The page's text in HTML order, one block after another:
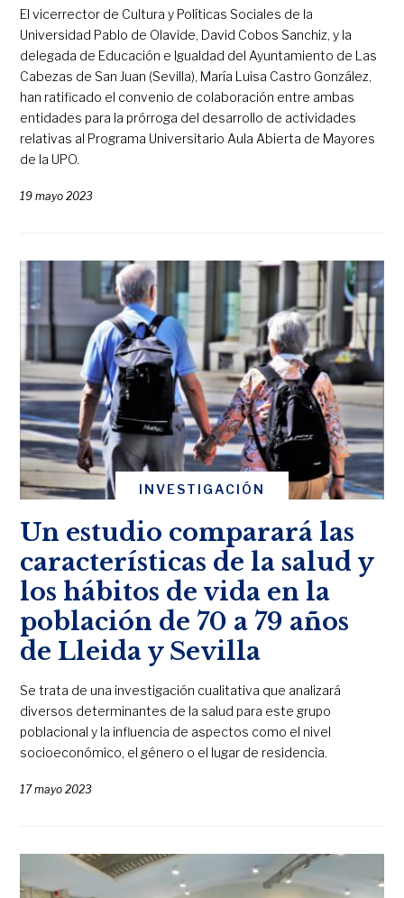
El vicerrector de Cultura y Políticas Sociales de la
Universidad Pablo de Olavide, David Cobos Sanchiz, y la
delegada de Educación e Igualdad del Ayuntamiento de Las
Cabezas de San Juan (Sevilla), María Luisa Castro González,
han ratificado el convenio de colaboración entre ambas
entidades para la prórroga del desarrollo de actividades
relativas al Programa Universitario Aula Abierta de Mayores
de la UPO.
19 mayo 2023
INVESTIGACIÓN
Un estudio comparará las
características de la salud y
los hábitos de vida en la
población de 70 a 79 años
de Lleida y Sevilla
Se trata de una investigación cualitativa que analizará
diversos determinantes de la salud para este grupo
poblacional y la influencia de aspectos como el nivel
socioeconómico, el género o el lugar de residencia.
17 mayo 2023